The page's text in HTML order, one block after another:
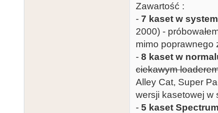
Zawartość :
- 7 kaset w
2000) -
mimo poprawnego
- 8 kaset w
ciekawym
Alley Cat, Super
wersji kasetowej w
- 5 kaset